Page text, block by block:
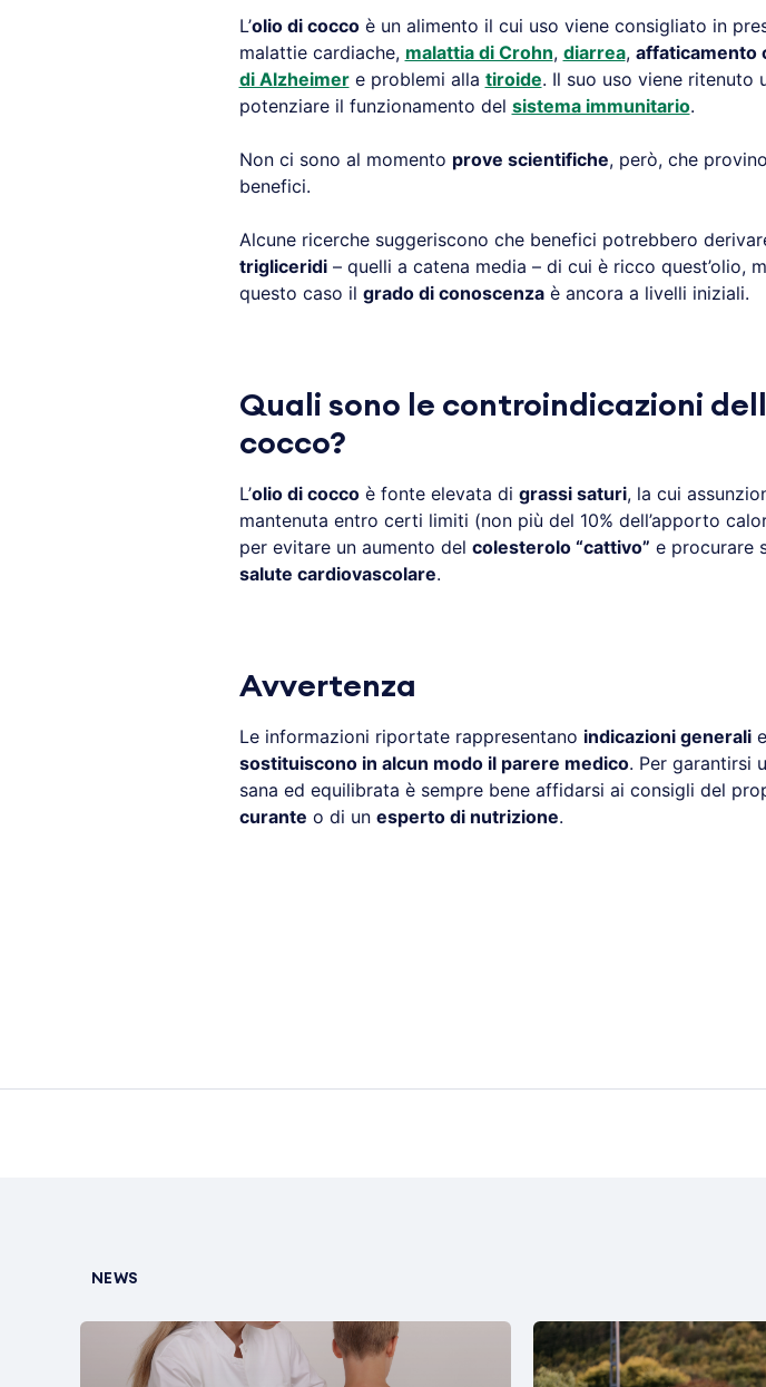
L’olio di coccoè un alimento il cui uso viene consigliato in
malattie cardiache, malattia di Crohn, diarrea, affaticamento
di Alzheimere problemi alla tiroide. Il suo uso viene ritenuto
potenziare il funzionamento del sistema immunitario.
Non ci sono al momento prove scientifiche, però, che
benefici.
Alcune ricerche suggeriscono che benefici potrebbero
trigliceridi– quelli a catena media – di cui è ricco quest’olio,
questo caso il grado di conoscenzaè ancora a livelli iniziali.
Quali sono le controindicazioni
cocco?
L’olio di coccoè fonte elevata di grassi saturi, la cui
mantenuta entro certi limiti (non più del 10% dell’apporto
per evitare un aumento del colesterolo “cattivo” e procurare
salute cardiovascolare.
Avvertenza
Le informazioni riportate rappresentano indicazioni generalie
sostituiscono in alcun modo il parere medico. Per garantirsi
sana ed equilibrata è sempre bene affidarsi ai consigli del
curante o di un esperto di nutrizione.
NEWS